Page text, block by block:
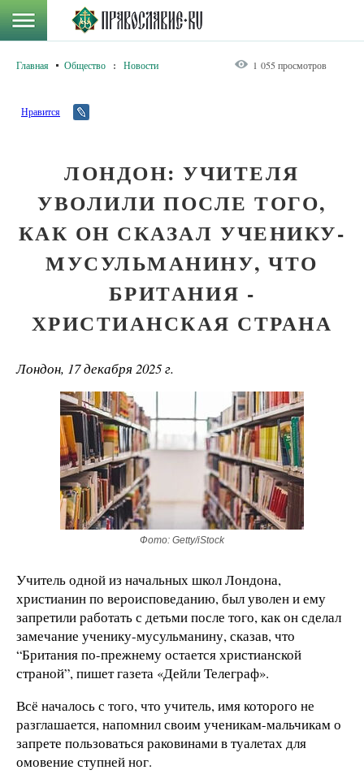
Главная Общество : Новости 1 055 просмотров
Нравится
ЛОНДОН: УЧИТЕЛЯ
УВОЛИЛИ ПОСЛЕ ТОГО,
КАК ОН СКАЗАЛ УЧЕНИКУ-
МУСУЛЬМАНИНУ, ЧТО
БРИТАНИЯ -
ХРИСТИАНСКАЯ СТРАНА
Лондон, 17декабря 2025 г.
Фото: Getty/iStock
Учитель одной из начальных школ Лондона,
христианин по вероисповеданию, был уволен и ему
запретили работать с детьми после того, как он сделал
замечание ученику-мусульманину, сказав, что
“Британия по-прежнему остается христианской
страной”, пишет газета «Дейли Телеграф».
Всё началось с того, что учитель, имя которого не
разглашается, напомнил своим ученикам-мальчикам о
запрете пользоваться раковинами в туалетах для
омовение ступней ног.